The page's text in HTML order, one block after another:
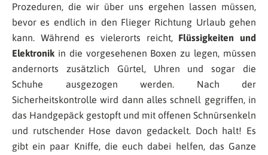
Prozeduren, die wir über uns ergehen lassen müssen,
bevor es endlich in den Flieger Richtung Urlaub gehen
kann. Während es vielerorts reicht, Flüssigkeiten und
Elektronik in die vorgesehenen Boxen zu legen, müssen
andernorts zusätzlich Gürtel, Uhren und sogar die
Schuhe ausgezogen werden. Nach der
Sicherheitskontrolle wird dann alles schnell gegriffen, in
das Handgepäck gestopft und mit offenen Schnürsenkeln
und rutschender Hose davon gedackelt. Doch halt! Es
gibt ein paar Kniffe, die euch dabei helfen, das Ganze